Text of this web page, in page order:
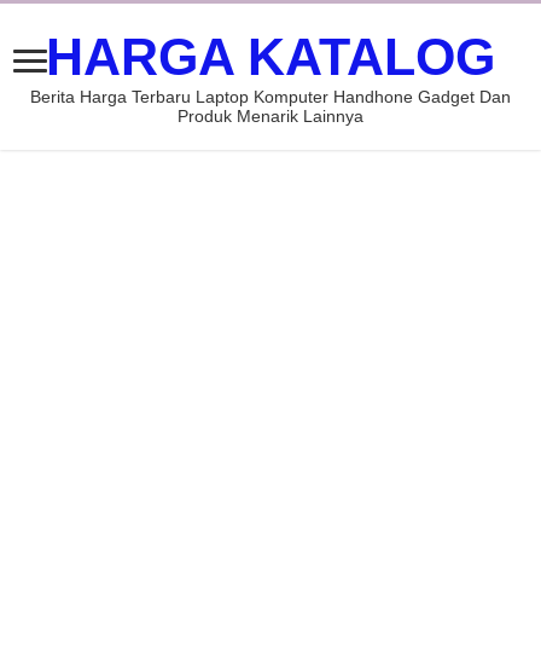
HARGA KATALOG
Berita Harga Terbaru Laptop Komputer Handhone Gadget Dan
Produk Menarik Lainnya